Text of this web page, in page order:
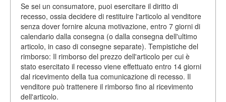
Se sei un consumatore, puoi esercitare il diritto di
recesso, ossia decidere di restituire l'articolo al venditore
senza dover fornire alcuna motivazione, entro 7 giorni di
calendario dalla consegna (o dalla consegna dell'ultimo
articolo, in caso di consegne separate). Tempistiche del
rimborso: Il rimborso del prezzo dell'articolo per cui è
stato esercitato il recesso viene effettuato entro 14 giorni
dal ricevimento della tua comunicazione di recesso. Il
venditore può trattenere il rimborso fino al ricevimento
dell'articolo.